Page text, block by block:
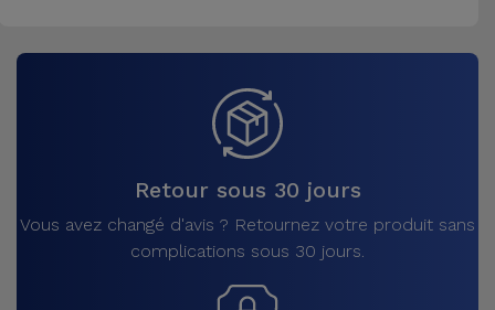
Kids
Retour sous 30 jours
Vous avez changé d'avis ? Retournez votre produit sans
complications sous 30 jours.